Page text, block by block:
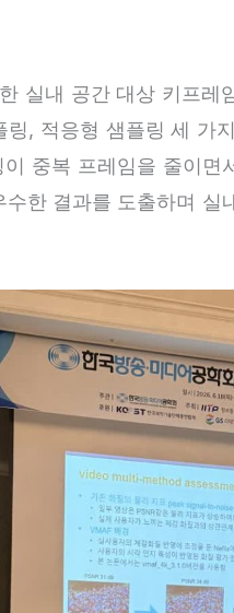
실내 공간 대상 키프레
, 적응형 샘플링 세 가
중복 프레임을 줄이면
한 결과를 도출하며 실